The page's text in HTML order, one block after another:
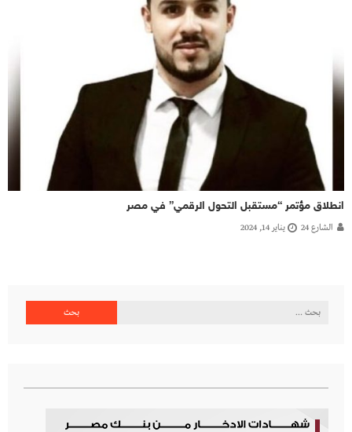
انطلاق مؤتمر “مستقبل التحول الرقمي” في مصر
الشارع 24 يناير 14, 2024
البحث